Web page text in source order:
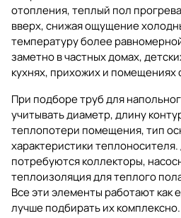
отопления, теплый пол
вверх, снижая ощущение
температуру более
заметно в частных домах,
кухнях, прихожих и помещениях
При подборе труб для
учитывать диаметр, длину
теплопотери помещения, тип
характеристики
потребуютсяколлекторы,
теплоизоляция для теплого
Все эти элементы работают как
лучше подбирать их комплексно.